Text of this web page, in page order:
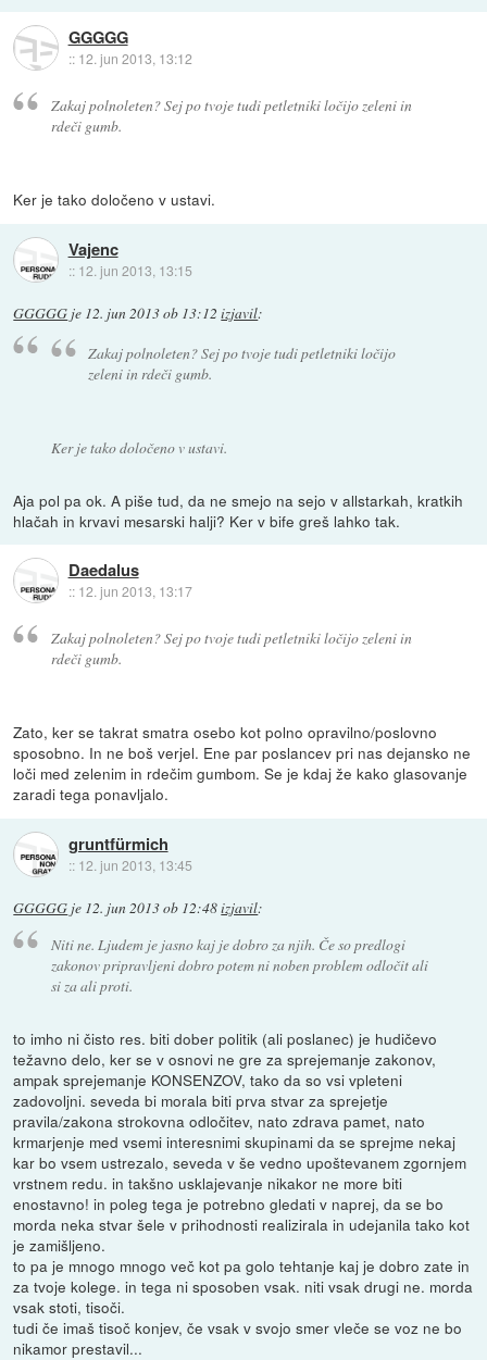
GGGGG
:: 12. jun 2013, 13:12
Zakaj polnoleten? Sej po tvoje tudi petletniki ločijo zeleni in
rdeči gumb.
Ker je tako določeno v ustavi.
Vajenc
:: 12. jun 2013, 13:15
GGGGG je 12. jun 2013 ob 13:12 izjavil:
Zakaj polnoleten? Sej po tvoje tudi petletniki ločijo
zeleni in rdeči gumb.
Ker je tako določeno v ustavi.
Aja pol pa ok. A piše tud, da ne smejo na sejo v allstarkah, kratkih
hlačah in krvavi mesarski halji? Ker v bife greš lahko tak.
Daedalus
:: 12. jun 2013, 13:17
Zakaj polnoleten? Sej po tvoje tudi petletniki ločijo zeleni in
rdeči gumb.
Zato, ker se takrat smatra osebo kot polno opravilno/poslovno
sposobno. In ne boš verjel. Ene par poslancev pri nas dejansko ne
loči med zelenim in rdečim gumbom. Se je kdaj že kako glasovanje
zaradi tega ponavljalo.
gruntfürmich
:: 12. jun 2013, 13:45
GGGGG je 12. jun 2013 ob 12:48izjavil:
Niti ne. Ljudem je jasno kaj je dobro za njih. Če so predlogi
zakonov pripravljeni dobro potem ni noben problem odločit ali
si za ali proti.
to imho ni čisto res. biti dober politik (ali poslanec) je hudičevo
težavno delo, ker se v osnovi ne gre za sprejemanje zakonov,
ampak sprejemanje KONSENZOV, tako da so vsi vpleteni
zadovoljni. seveda bi morala biti prva stvar za sprejetje
pravila/zakona strokovna odločitev, nato zdrava pamet, nato
krmarjenje med vsemi interesnimi skupinami da se sprejme nekaj
kar bo vsem ustrezalo, seveda v še vedno upoštevanem zgornjem
vrstnem redu. in takšno usklajevanje nikakor ne more biti
enostavno! in poleg tega je potrebno gledati v naprej, da se bo
morda neka stvar šele v prihodnosti realizirala in udejanila tako kot
je zamišljeno.
to pa je mnogo mnogo več kot pa golo tehtanje kaj je dobro zate in
za tvoje kolege. in tega ni sposoben vsak. niti vsak drugi ne. morda
vsak stoti, tisoči.
tudi če imaš tisoč konjev, če vsak v svojo smer vleče se voz ne bo
nikamor prestavil...